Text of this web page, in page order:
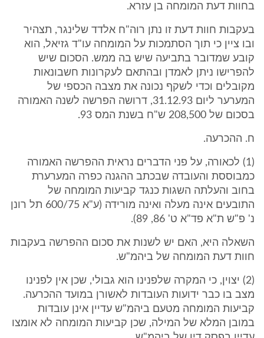
בחוות דעת המומחה בן עזרא.
בעקבות חוות דעת זו נתן רוה"ח אלדד שלינגר, תצהיר
ובו ציין כי תוך הסתמכות על המומחה עו"ד גזיאל, הוא
קובע שמדובר בתביעה שיש בה ממש. הסכום שיש
להפרישו ניתן לאמדן ובהתאם לעקרונות חשבונאות
מקובלים וכדי לשקף נכונה את מצבה הכספי של
המערער ליום 31.12.93, דרושה הפרשה לשנה האמורה
בסכום של 208,500 ש"ח בשנת המס 93.
ח. ההכרעה.
(1) לכאורה, על פני הדברים נראית ההפרשה האמורה
כמבוססת והעובדה שבכתב ההגנה כפרה המערערת
בחוב והעלתה השגות כנגד קביעות המומחה של
התובעים אינה מעלה ואינה מורידה (ע"א 600/75 תל רונן
נ' פ"ש ת"א פד"א ט' 86, 89).
השאלה היא, האם יש לשנות את סכום ההפרשה בעקבות
חוות דעת המומחה של ביהמ"ש.
(2) יצוין, כי המקרה שלפנינו הוא גבולי, שכן אין לפנינו
מצב בו כבר ידועות העובדות לאשורן במועד ההכרעה.
קביעות המומחה מטעם ביהמ"ש עדיין אינן עובדות
במובן המלא של המילה, שכן קביעות המומחה לא אומצו